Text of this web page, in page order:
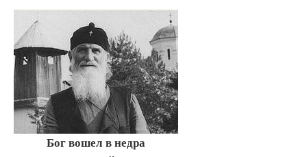
Бог вошел в недра